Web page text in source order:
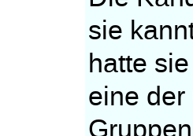
sie
hatte
eine